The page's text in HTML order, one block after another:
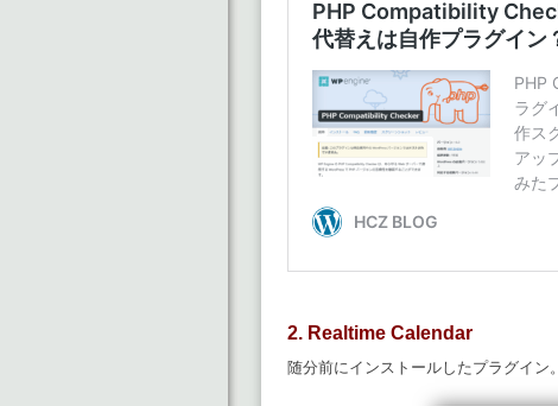
2. Realtime Calendar
随分前にインストールしたプラグイン。